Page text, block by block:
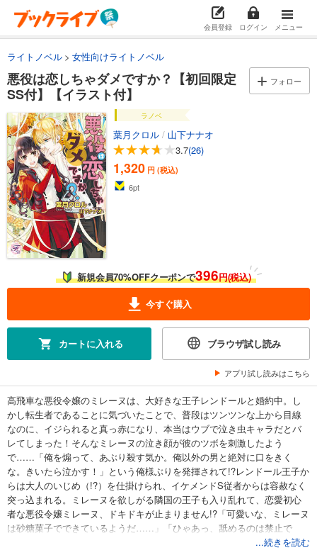
会員登録 ログイン メニュー
ライトノベル 女性向けライトノベル
悪役は恋しちゃダメですか？【初回限定
SS付】【イラスト付】
フォロー
ラノベ
葉月クロル / 山下ナナオ
3.7(26)
1,320 円 (税込)
6pt
新規会員70%OFFクーポンで396円(税込)
今すぐ購入
カートに入れる ブラウザ試し読み
アプリ試し読みはこちら
高飛車な悪役令嬢のミレーヌは、大好きな王子レンドールと婚約中。し
かし転生者であることに気づいたことで、普段はツンツンな上から目線
なのに、イジられると真っ赤になり、本当はウブで泣き虫キャラだとバ
レてしまった！そんなミレーヌの泣き顔が彼のツボを刺激したよう
で……「俺を煽って、あぶり殺す気か。俺以外の男と絶対に口をきく
な。きいたら泣かす！」という俺様ぶりを発揮されて!?レンドール王子か
らは大人のいじめ（!?）を仕掛けられ、イケメンドS従者からは容赦なく
突っ込まれる。ミレーヌを欲しがる隣国の王子も入り乱れて、恋愛初心
者な悪役令嬢ミレーヌ、ドキドキが止まりません!?「可愛いな、ミレーヌ
は砂糖菓子でできているようだ……」「ひゃあっ、舐めるのは禁止で
...続きを読む